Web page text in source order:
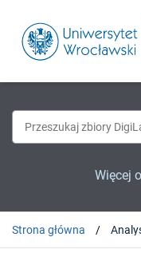
Więcej
Strona główna